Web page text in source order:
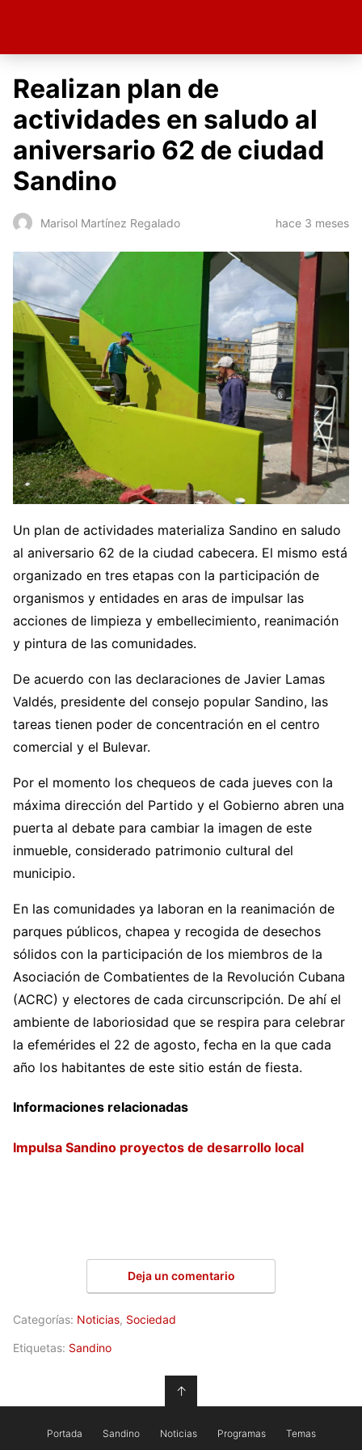
Realizan plan de
actividades en saludo al
aniversario 62 de ciudad
Sandino
Marisol Martínez Regalado hace 3 meses
Un plan de actividades materializa Sandino en saludo
al aniversario 62 de la ciudad cabecera. El mismo está
organizado en tres etapas con la participación de
organismos y entidades en aras de impulsar las
acciones de limpieza y embellecimiento, reanimación
y pintura de las comunidades.
De acuerdo con las declaraciones de Javier Lamas
Valdés, presidente del consejo popular Sandino, las
tareas tienen poder de concentración en el centro
comercial y el Bulevar.
Por el momento los chequeos de cada jueves con la
máxima dirección del Partido y el Gobierno abren una
puerta al debate para cambiar la imagen de este
inmueble, considerado patrimonio cultural del
municipio.
En las comunidades ya laboran en la reanimación de
parques públicos, chapea y recogida de desechos
sólidos con la participación de los miembros de la
Asociación de Combatientes de la Revolución Cubana
(ACRC) y electores de cada circunscripción. De ahí el
ambiente de laboriosidad que se respira para celebrar
la efemérides el 22 de agosto, fecha en la que cada
año los habitantes de este sitio están de fiesta.
Informaciones relacionadas
Impulsa Sandino proyectos de desarrollo local
Deja un comentario
Categorías: Noticias, Sociedad
Etiquetas: Sandino
↑
Portada Sandino Noticias Programas Temas